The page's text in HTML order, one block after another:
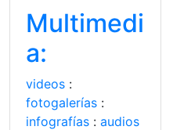
Multimedi
a:
videos :
fotogalerías :
infografías : audios